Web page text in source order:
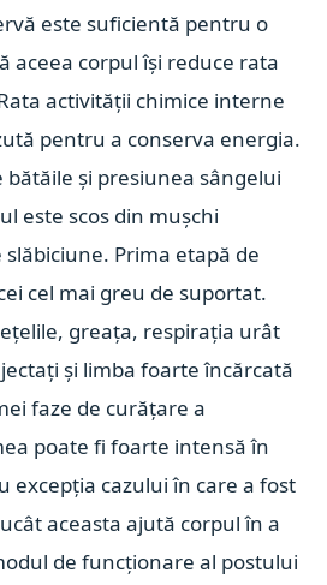
este suficientă pentru o
aceea corpul își reduce rata
activității chimice interne
pentru a conserva energia.
și presiunea sângelui
este scos din mușchi
Prima etapă de
cel mai greu de suportat.
greața, respirația urât
și limba foarte încărcată
faze de curățare a
poate fi foarte intensă în
excepția cazului în care a fost
aceasta ajută corpul în a
de funcționare al postului